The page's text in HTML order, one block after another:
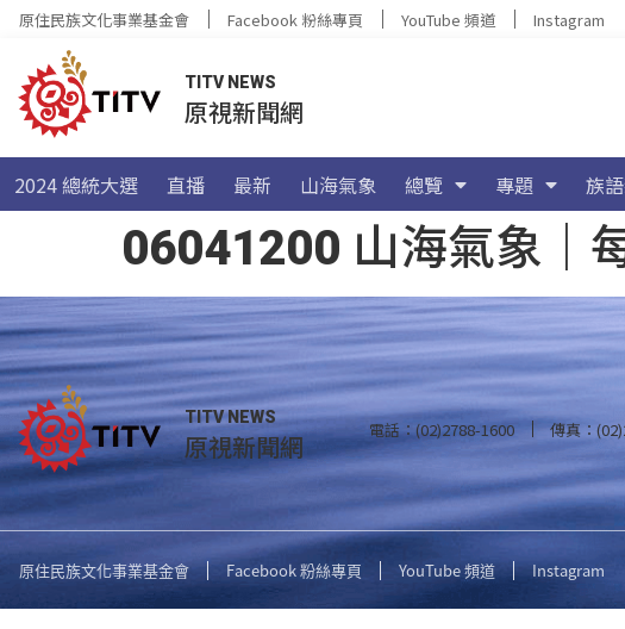
原住民族文化事業基金會 Facebook 粉絲專頁 YouTube 頻道 Instagram
TITV NEWS
原視新聞網
2024 總統大選 直播 最新 山海氣象 總覽 專題 族
06041200 山海氣象｜
TITV NEWS
原視新聞網 電話：(02)2788-1600 傳真：
原住民族文化事業基金會 Facebook 粉絲專頁 YouTube 頻道 Instagram